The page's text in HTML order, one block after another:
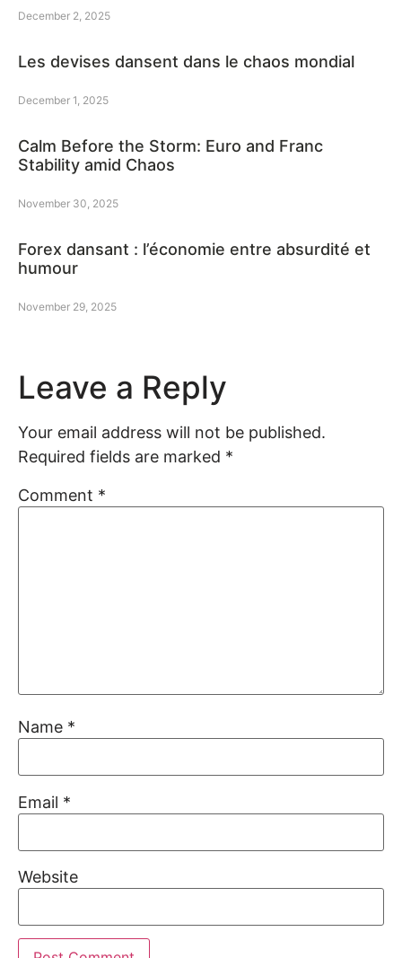
December 2, 2025
Les devises dansent dans le chaos mondial
December 1, 2025
Calm Before the Storm: Euro and Franc
Stability amid Chaos
November 30, 2025
Forex dansant : l’économie entre absurdité et
humour
November 29, 2025
Leave a Reply
Your email address will not be published.
Required fields are marked *
Comment *
Name *
Email *
Website